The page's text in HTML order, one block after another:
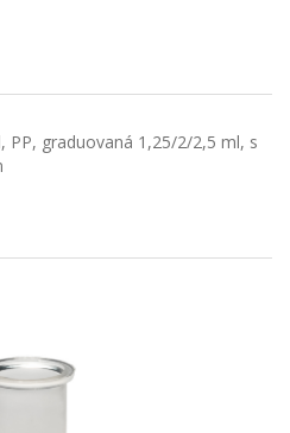
PP, graduovaná 1,25/2/2,5 ml, s